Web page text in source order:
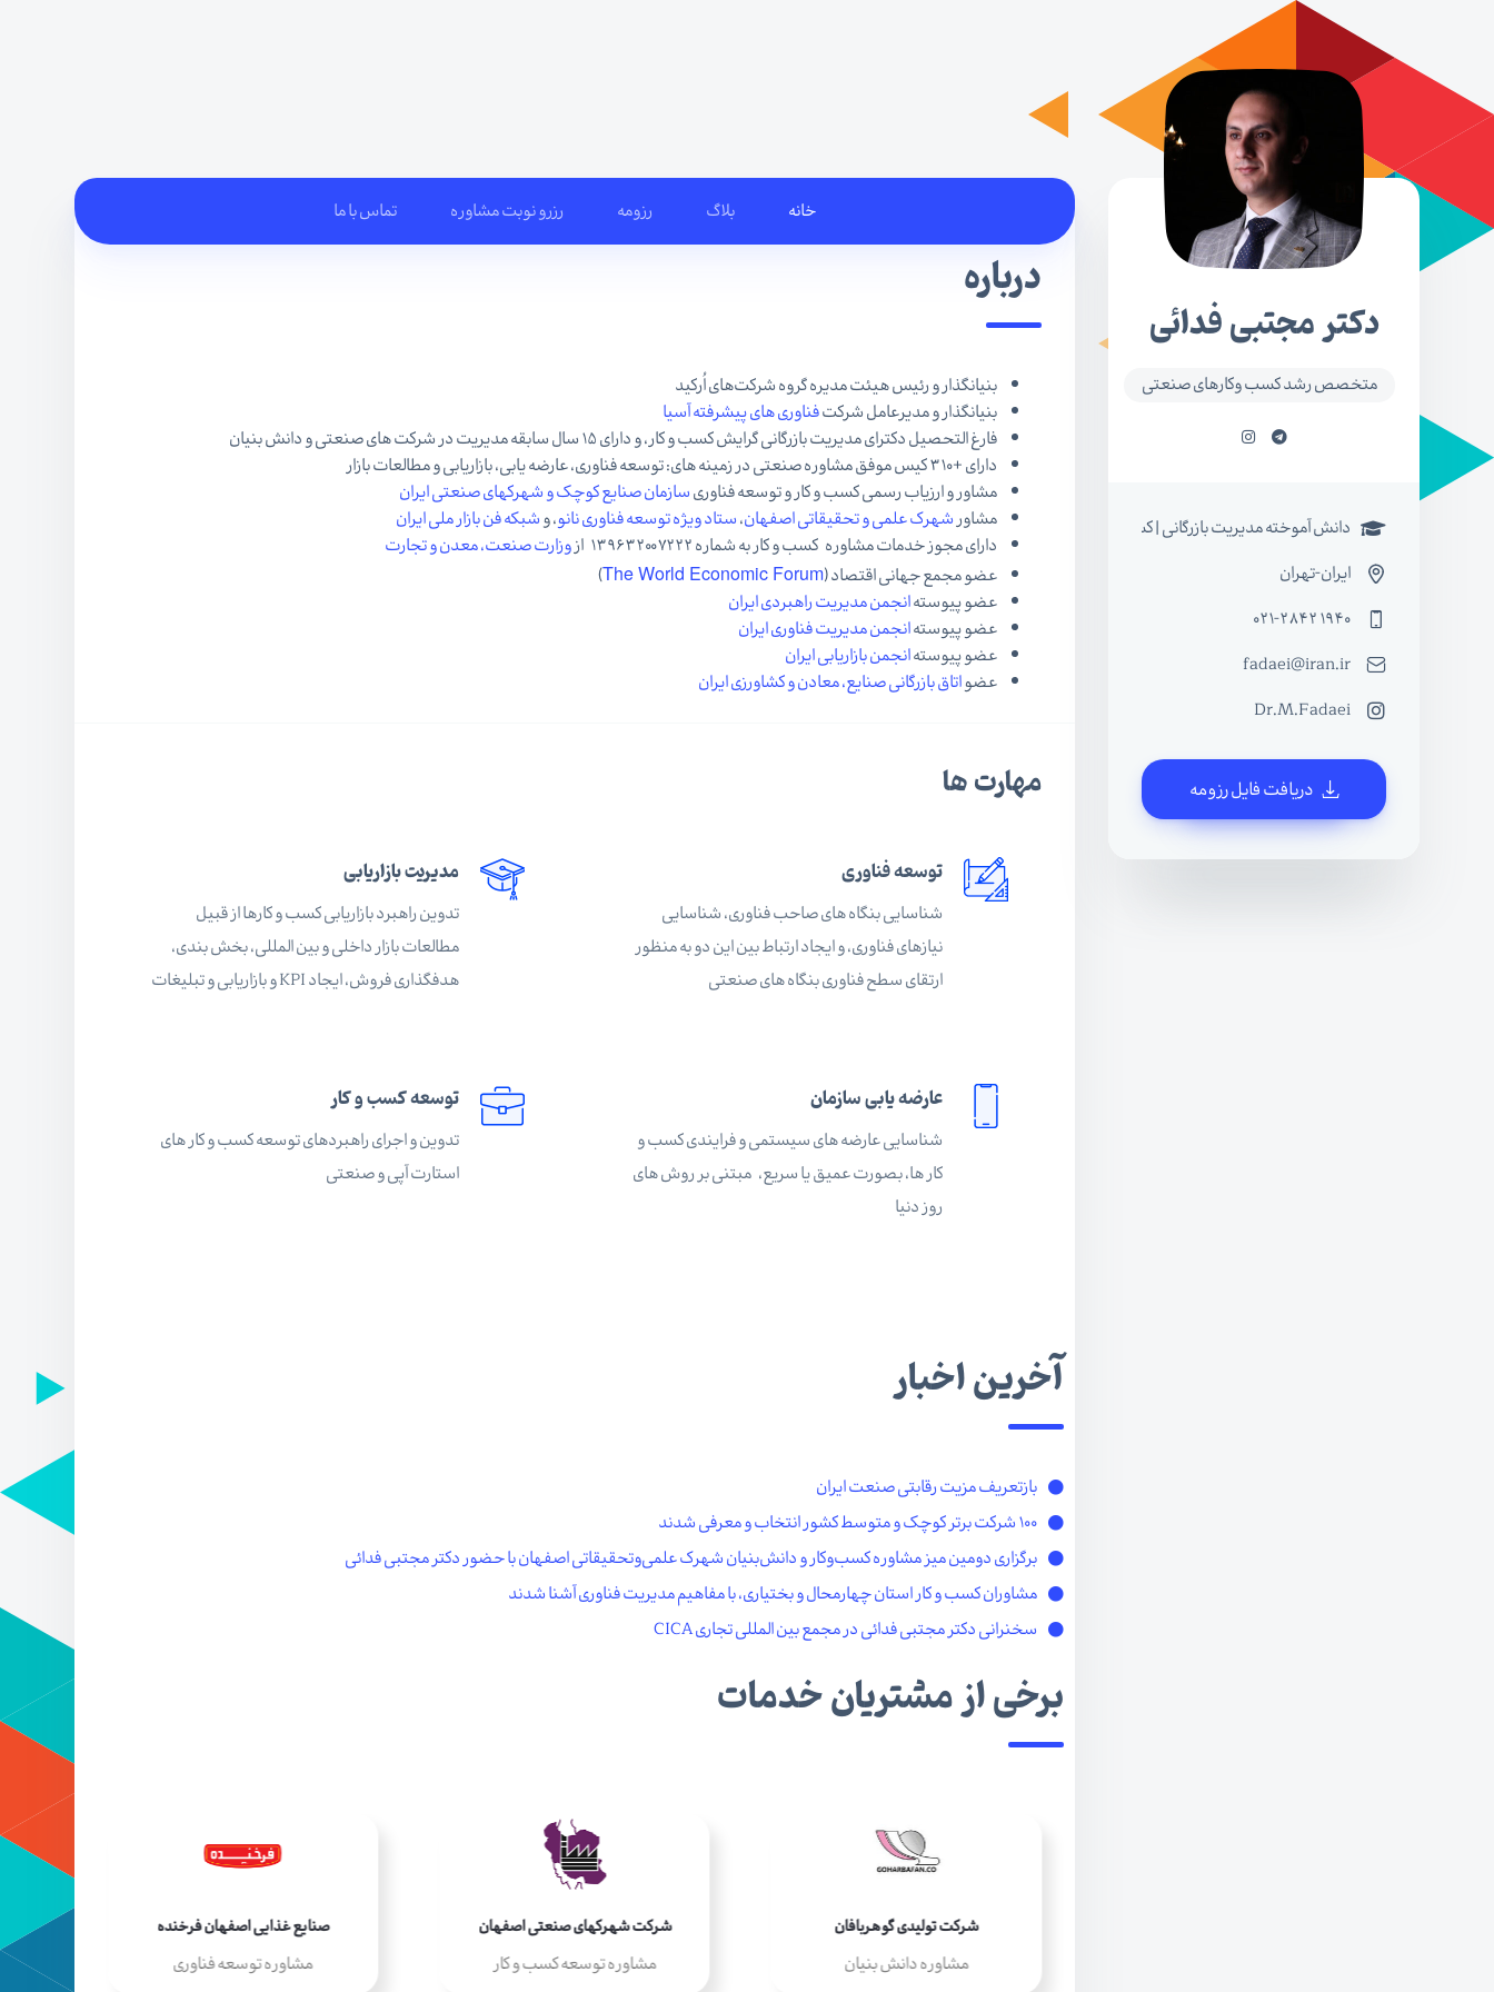
دکتر مجتبی فدائی
متخصص رشد کسب وکارهای صنعتی
دانش آموخته مدیریت بازرگانی | کسب و کار
ایران-تهران
021-2842 1940
fadaei@iran.ir
Dr.M.Fadaei
دریافت فایل رزومه
خانه بلاگ رزومه رزرو نوبت مشاوره تماس با ما
درباره
بنیانگذار و رئیس هیئت مدیره گروه شرکت‌های اُرکید
بنیانگذار و مدیرعامل شرکتفناوری های پیشرفته آسیا
فارغ التحصیل دکترای مدیریت بازرگانی گرایش کسب و کار، و دارای 15 سال سابقه مدیریت در شرکت های صنعتی و دانش بنیان
دارای +310 کیس موفق مشاوره صنعتی در زمینه های: توسعه فناوری، عارضه یابی، بازاریابی و مطالعات بازار
مشاور و ارزیاب رسمی کسب و کار و توسعه فناوریسازمان صنایع کوچک و شهرکهای صنعتی ایران
مشاورشهرک علمی و تحقیقاتی اصفهان،ستاد ویژه توسعه فناوری نانو، وشبکه فن بازار ملی ایران
دارای مجوز خدمات مشاوره کسب و کار به شماره ۱۳۹۶۳۲۰۰۷۲۲۲ از
وزارت صنعت، معدن و تجارت
عضو مجمع جهانی اقتصاد (The World Economic Forum
)
عضو پیوستهانجمن مدیریت راهبردی ایران
عضو پیوستهانجمن مدیریت فناوری ایران
عضو پیوستهانجمن بازاریابی ایران
عضواتاق بازرگانی صنایع، معادن و کشاورزی ایران
مهارت ها
توسعه فناوری
شناسایی بنگاه های صاحب فناوری، شناسایی
نیازهای فناوری، و ایجاد ارتباط بین این دو به منظور
ارتقای سطح فناوری بنگاه های صنعتی
مدیریت بازاریابی
تدوین راهبرد بازاریابی کسب و کارها از قبیل
مطالعات بازار داخلی و بین المللی، بخش بندی،
هدفگذاری فروش، ایجاد KPI و بازاریابی و تبلیغات
عارضه یابی سازمان
شناسایی عارضه های سیستمی و فرایندی کسب و
کار ها، بصورت عمیق یا سریع، مبتنی بر روش های
روز دنیا
توسعه کسب و کار
تدوین و اجرای راهبردهای توسعه کسب و کار های
استارت آپی و صنعتی
آخرین اخبار
بازتعریف مزیت رقابتی صنعت ایران
100 شرکت برتر کوچک و متوسط کشور انتخاب و معرفی شدند
برگزاری دومین میز مشاوره کسب‌و‌کار و دانش‌بنیان شهرک‌ علمی‌و‌تحقیقاتی اصفهان با حضور دکتر مجتبی فدائی
مشاوران کسب و کار استان چهارمحال و بختیاری، با مفاهیم مدیریت فناوری آشنا شدند
سخنرانی دکتر مجتبی فدائی در مجمع بین المللی تجاری CICA
برخی از مشتریان خدمات
شرکت تولیدی گوهربافان
مشاوره دانش بنیان
شرکت شهرکهای صنعتی اصفهان
مشاوره توسعه کسب و کار
صنایع غذایی اصفهان فرخنده
مشاوره توسعه فناوری